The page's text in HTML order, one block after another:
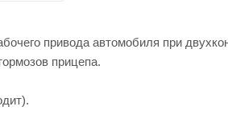
привода автомобиля при
прицепа.